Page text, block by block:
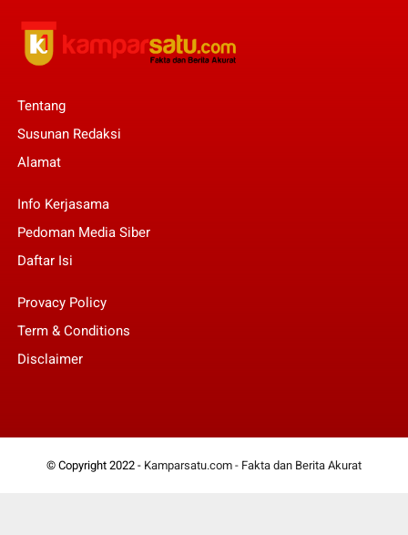
Tentang
Susunan Redaksi
Alamat
Info Kerjasama
Pedoman Media Siber
Daftar Isi
Provacy Policy
Term & Conditions
Disclaimer
© Copyright 2022 - Kamparsatu.com - Fakta dan Berita Akurat